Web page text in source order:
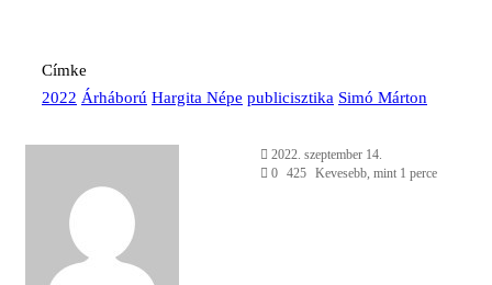
Címke
2022 Árháború Hargita Népe publicisztika Simó Márton
Send
an
2022. szeptember 14.
0 425 Kevesebb, mint 1 perce